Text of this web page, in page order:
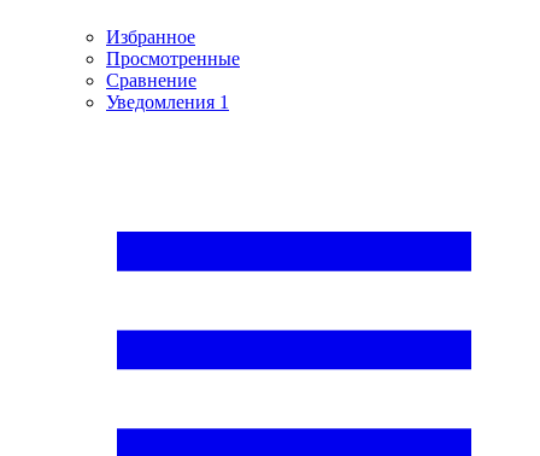
Избранное
Просмотренные
Сравнение
Уведомления 1